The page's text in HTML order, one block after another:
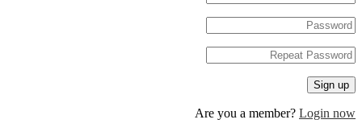
Are you a member?